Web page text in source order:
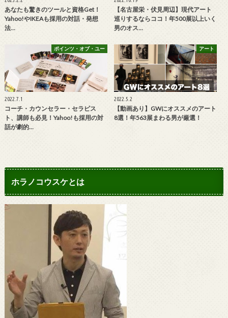
あなたも驚きのツールと資格Get！
Yahoo!やIKEAも採用の対話・発想
法…
【名古屋栄・伏見周辺】現代アート
巡りするならココ！年500展以上いく
男のオス…
ポインツ・オブ・ユー
2022.7.1
コーチ・カウンセラー・セラピス
ト、講師も必見！Yahoo!も採用の対
話が劇的…
アート
2022.5.2
【動画あり】GWにオススメのアート
8選！年563展まわる男が厳選！
ホラノコウスケとは